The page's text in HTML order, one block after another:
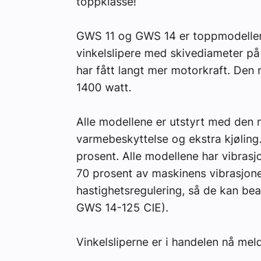
GWS 11 og GWS 14 er
vinkelslipere med skivediameter
har fått langt mer motorkraft. Den
1400 watt.
Alle modellene er utstyrt med den
varmebeskyttelse og ekstra
prosent. Alle modellene har
70 prosent av maskinens
hastighetsregulering, så de kan
GWS 14-125 CIE).
Vinkelsliperne er i handelen nå